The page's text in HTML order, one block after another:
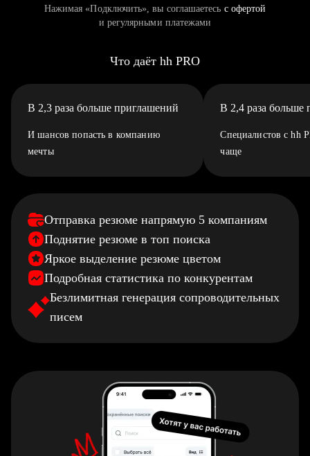
Нажимая «Подключить», вы соглашаетесь с офертой
и регулярными платежами
Что даёт hh PRO
В 2,3 раза больше приглашений
И шансов попасть в компанию
мечты
В 2,4 раза больше
Специалистов с hh
чаще
Отправка резюме напрямую 5 компаниям
Поднятие резюме в топ поиска
Яркое выделение резюме цветом
Подробная статистика по конкурентам
Безлимитная генерация сопроводительных
писем